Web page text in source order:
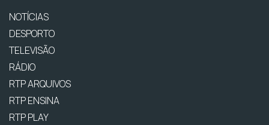
NOTÍCIAS
DESPORTO
TELEVISÃO
RÁDIO
RTP ARQUIVOS
RTP ENSINA
RTP PLAY